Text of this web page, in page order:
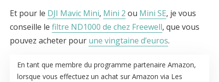
Et pour le DJI Mavic Mini, Mini 2 ou Mini SE, je vous
conseille le filtre ND1000 de chez Freewell, que vous
pouvez acheter pour une vingtaine d’euros.
En tant que membre du programme partenaire Amazon,
lorsque vous effectuez un achat sur Amazon via Les